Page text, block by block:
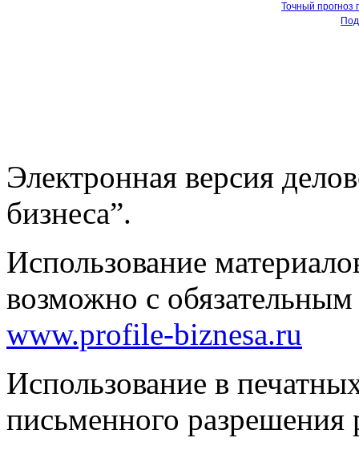
Точный прогноз
Электронная версия
бизнеса”.
Использование
возможно с
www.profile-biznesa.ru
Использование в
письменного разрешения